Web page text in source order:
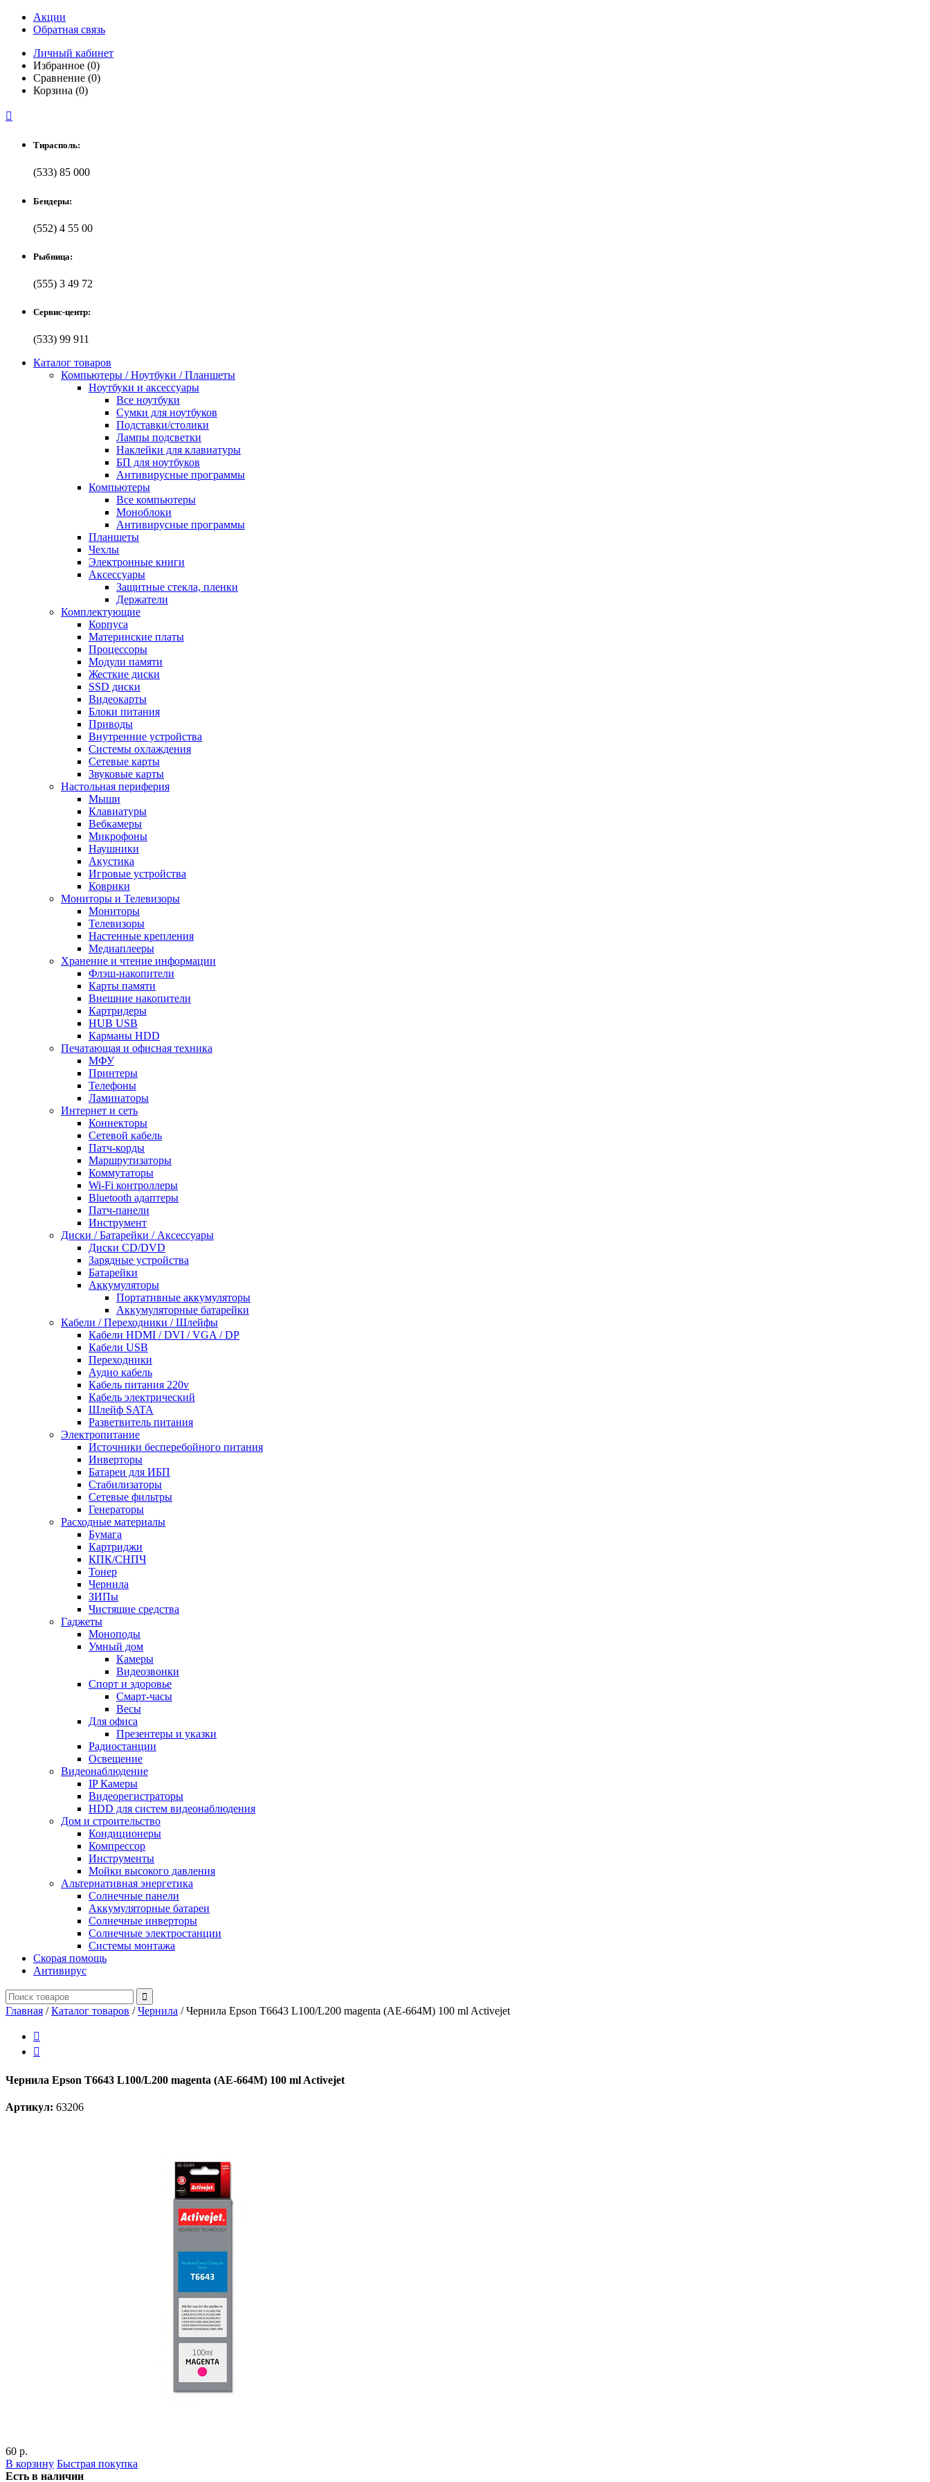
Акции
Обратная связь
Личный кабинет
Избранное (0)
Сравнение (0)
Корзина (0)

Тирасполь:
(533) 85 000
Бендеры:
(552) 4 55 00
Рыбница:
(555) 3 49 72
Сервис-центр:
(533) 99 911
Каталог товаров
Компьютеры / Ноутбуки / Планшеты
Ноутбуки и аксессуары
Все ноутбуки
Сумки для ноутбуков
Подставки/столики
Лампы подсветки
Наклейки для клавиатуры
БП для ноутбуков
Антивирусные программы
Компьютеры
Все компьютеры
Моноблоки
Антивирусные программы
Планшеты
Чехлы
Электронные книги
Аксессуары
Защитные стекла, пленки
Держатели
Комплектующие
Корпуса
Материнские платы
Процессоры
Модули памяти
Жесткие диски
SSD диски
Видеокарты
Блоки питания
Приводы
Внутренние устройства
Системы охлаждения
Сетевые карты
Звуковые карты
Настольная периферия
Мыши
Клавиатуры
Вебкамеры
Микрофоны
Наушники
Акустика
Игровые устройства
Коврики
Мониторы и Телевизоры
Мониторы
Телевизоры
Настенные крепления
Медиаплееры
Хранение и чтение информации
Флэш-накопители
Карты памяти
Внешние накопители
Картридеры
HUB USB
Карманы HDD
Печатающая и офисная техника
МФУ
Принтеры
Телефоны
Ламинаторы
Интернет и сеть
Коннекторы
Сетевой кабель
Патч-корды
Маршрутизаторы
Коммутаторы
Wi-Fi контроллеры
Bluetooth адаптеры
Патч-панели
Инструмент
Диски / Батарейки / Аксессуары
Диски CD/DVD
Зарядные устройства
Батарейки
Аккумуляторы
Портативные аккумуляторы
Аккумуляторные батарейки
Кабели / Переходники / Шлейфы
Кабели HDMI / DVI / VGA / DP
Кабели USB
Переходники
Аудио кабель
Кабель питания 220v
Кабель электрический
Шлейф SATA
Разветвитель питания
Электропитание
Источники бесперебойного питания
Инверторы
Батареи для ИБП
Стабилизаторы
Сетевые фильтры
Генераторы
Расходные материалы
Бумага
Картриджи
КПК/СНПЧ
Тонер
Чернила
ЗИПы
Чистящие средства
Гаджеты
Моноподы
Умный дом
Камеры
Видеозвонки
Спорт и здоровье
Смарт-часы
Весы
Для офиса
Презентеры и указки
Радиостанции
Освещение
Видеонаблюдение
IP Камеры
Видеорегистраторы
HDD для систем видеонаблюдения
Дом и строительство
Кондиционеры
Компрессор
Инструменты
Мойки высокого давления
Альтернативная энергетика
Солнечные панели
Аккумуляторные батареи
Солнечные инверторы
Солнечные электростанции
Системы монтажа
Скорая помощь
Антивирус
Главная /Каталог товаров /Чернила /Чернила Epson T6643 L100/L200 magenta (AE-664M) 100 ml Activejet


Чернила Epson T6643 L100/L200 magenta (AE-664M) 100 ml Activejet
Артикул: 63206
60 р.
В корзину Быстрая покупка
Есть в наличии